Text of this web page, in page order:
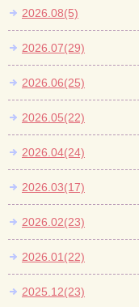
2026.08(5)
2026.07(29)
2026.06(25)
2026.05(22)
2026.04(24)
2026.03(17)
2026.02(23)
2026.01(22)
2025.12(23)